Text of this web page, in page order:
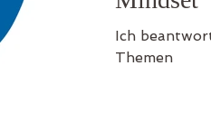
Ich
Themen